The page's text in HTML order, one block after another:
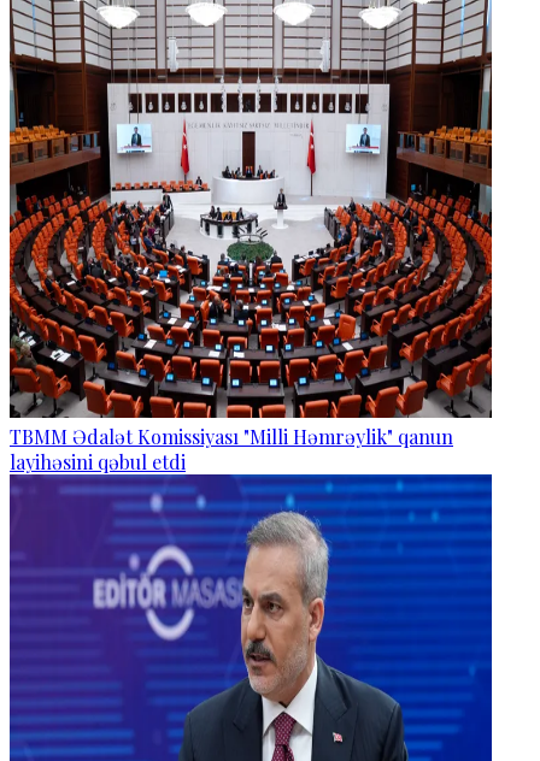
TBMM Ədalət Komissiyası "Milli Həmrəylik" qanun
layihəsini qəbul etdi